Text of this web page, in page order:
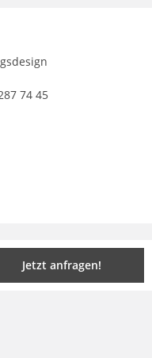
74 45
Jetzt anfragen!